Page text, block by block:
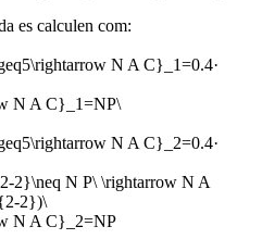
es calculen com:
N A C}_1=0.4·
N A C}_1=NP\
N A C}_2=0.4·
N P\ \rightarrow N A
2})\
N A C}_2=NP